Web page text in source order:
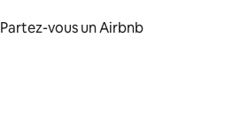
Partez-vous un Airbnb